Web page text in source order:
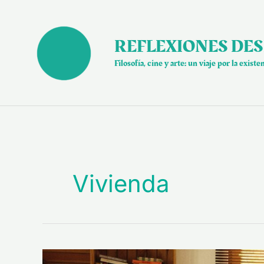
contenido
REFLEXIONES
Filosofía, cine y arte: un viaje por la
Vivienda
Estar